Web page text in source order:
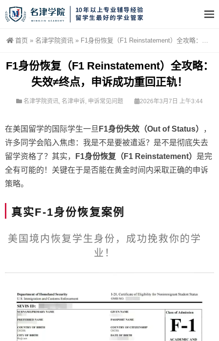
首页 » 名津学院资讯 » F1身份恢复（F1 Reinstatement）全攻略：失效≠终点，申诉成功重回正轨！
F1身份恢复（F1 Reinstatement）全攻略：
失效≠终点，申诉成功重回正轨！
名津学院资讯, 名津申诉, 申诉常见问题 2026年3月7日 上午3:44
在美国留学的国际学生一旦 F1身份失效（Out of Status）
，
许多同学会陷入焦虑：我是不是要被遣返？是不是彻底失去
留学资格了？其实，
F1身份恢复（F1 Reinstatement） 是完
全有可能的！关键在于是否能在黄金时间内采取正确的申诉
策略。
真实F-1身份恢复案例
美国境内恢复学生身份，成功挽救你的学
业！